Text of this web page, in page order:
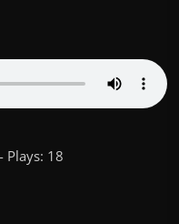
Plays: 18